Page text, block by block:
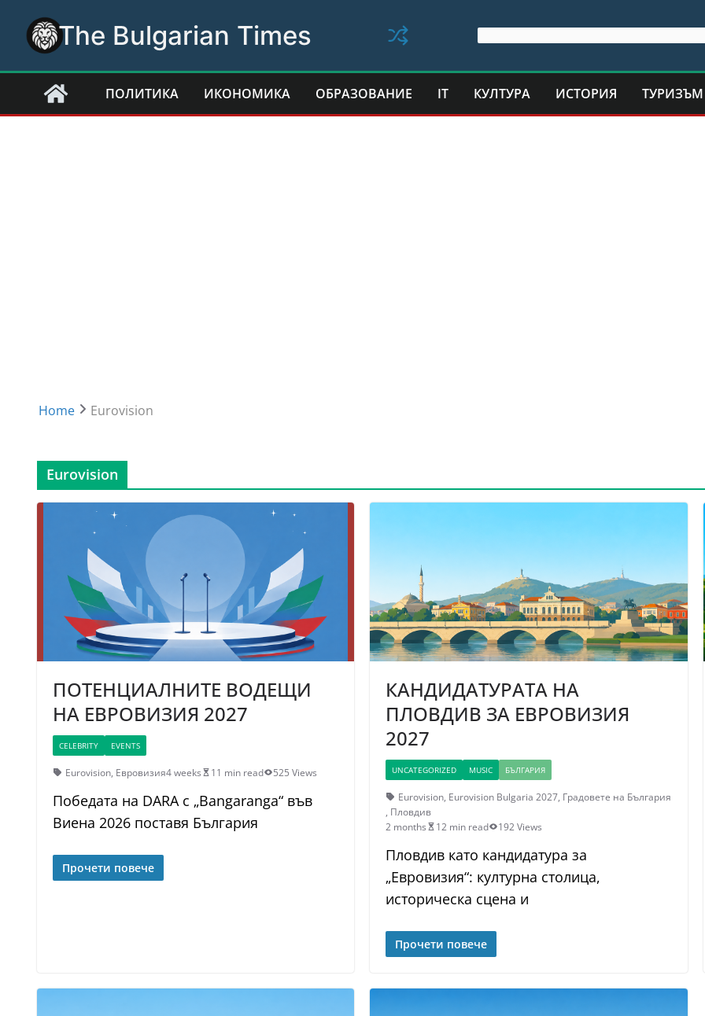
content
The Bulgarian Times
ПОЛИТИКА ИКОНОМИКА ОБРАЗОВАНИЕ IT КУЛТУРА ИСТОРИЯ ТУРИЗЪМ
Home Eurovision
Eurovision
ПОТЕНЦИАЛНИТЕ ВОДЕЩИ
НА ЕВРОВИЗИЯ 2027
CELEBRITY EVENTS
Eurovision, Евровизия4 weeks 11 min read 525 Views
Победата на DARA с „Bangaranga“ във
Виена 2026 поставя България
Прочети повече
КАНДИДАТУРАТА НА
ПЛОВДИВ ЗА ЕВРОВИЗИЯ
2027
UNCATEGORIZED MUSIC БЪЛГАРИЯ
Eurovision, Eurovision Bulgaria 2027, Градовете на България
, Пловдив
2 months
12 min read 192 Views
Пловдив като кандидатура за
„Евровизия“: културна столица,
историческа сцена и
Прочети повече